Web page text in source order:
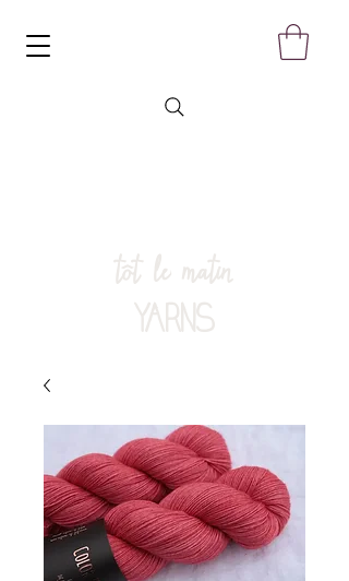
tôt le matin
YARNS